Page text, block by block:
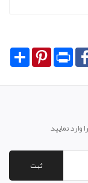
Share Pinterest
نمایید
ثبت